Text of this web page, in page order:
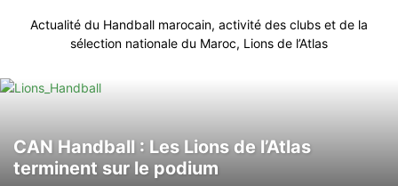
TENNIS
Actualité du Handball marocain, activité des clubs et de la
sélection nationale du Maroc, Lions de l’Atlas
CAN Handball : Les Lions de l’Atlas
terminent sur le podium